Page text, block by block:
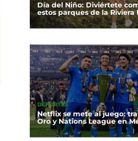
Día del Niño: Diviértete
estos parques de la Riviera
DEPORTES
Netflix se mete al juego:
Oro y Nations League en